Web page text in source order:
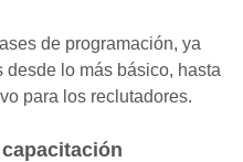
de programación, ya
lo más básico, hasta
para los reclutadores.